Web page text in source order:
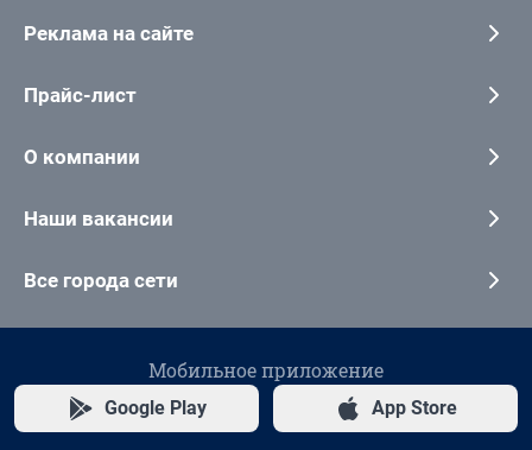
Реклама на сайте
Прайс-лист
О компании
Наши вакансии
Все города сети
Мобильное приложение
Google Play App Store